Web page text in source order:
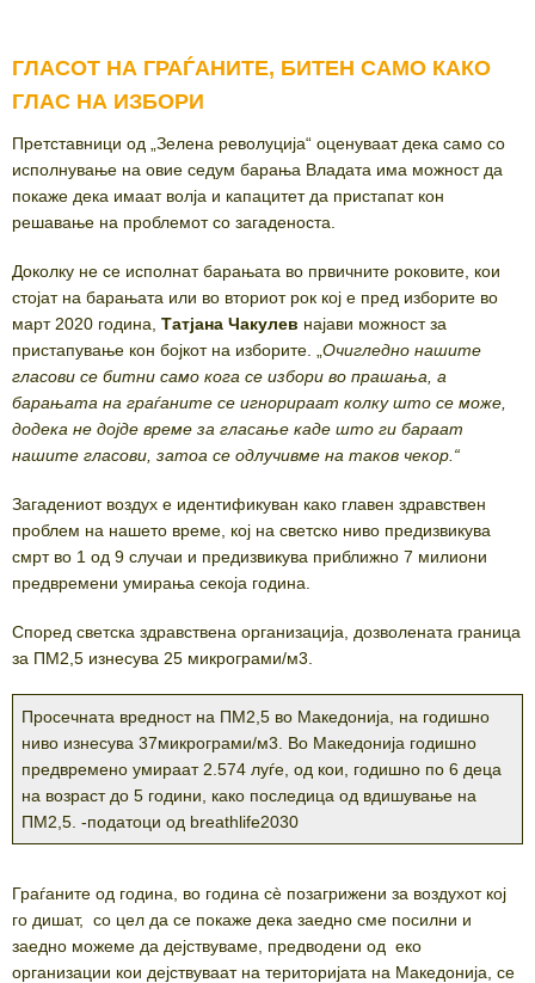
ГЛАСОТ НА ГРАЃАНИТЕ, БИТЕН САМО КАКО
ГЛАС НА ИЗБОРИ
Претставници од „Зелена револуција“ оценуваат дека само со
исполнување на овие седум барања Владата има можност да
покаже дека имаат волја и капацитет да пристапат кон
решавање на проблемот со загаденоста.
Доколку не се исполнат барањата во првичните роковите, кои
стојат на барањата или во вториот рок кој е пред изборите во
март 2020 година, Татјана Чакулев најави можност за
пристапување кон бојкот на изборите. „ Очигледно нашите
гласови се битни само кога се избори во прашања, а
барањата на граѓаните се игнорираат колку што се може,
додека не дојде време за гласање каде што ги бараат
нашите гласови, затоа се одлучивме на таков чекор.“
Загадениот воздух е идентификуван како главен здравствен
проблем на нашето време, кој на светско ниво предизвикува
смрт во 1 од 9 случаи и предизвикува приближно 7 милиони
предвремени умирања секоја година.
Според светска здравствена организација, дозволената граница
за ПМ2,5 изнесува 25 микрограми/м3.
Просечната вредност на ПМ2,5 во Македонија, на годишно
ниво изнесува 37микрограми/м3. Во Македонија годишно
предвремено умираат 2.574 луѓе, од кои, годишно по 6 деца
на возраст до 5 години, како последица од вдишување на
ПМ2,5. -податоци од breathlife2030
Граѓаните од година, во година сè позагрижени за воздухот кој
го дишат, со цел да се покаже дека заедно сме посилни и
заедно можеме да дејствуваме, предводени од еко
организации кои дејствуваат на територијата на Македонија, се